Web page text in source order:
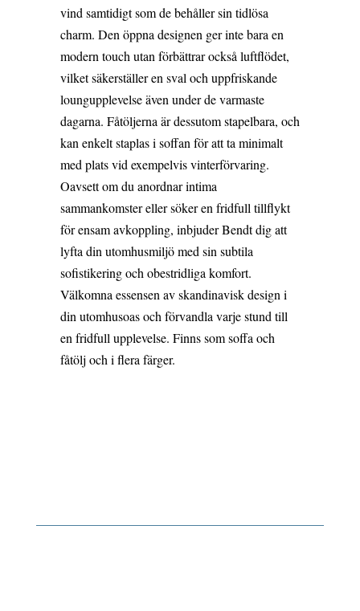
vind samtidigt som de behåller sin tidlösa
charm. Den öppna designen ger inte bara en
modern touch utan förbättrar också luftflödet,
vilket säkerställer en sval och uppfriskande
loungupplevelse även under de varmaste
dagarna. Fåtöljerna är dessutom stapelbara, och
kan enkelt staplas i soffan för att ta minimalt
med plats vid exempelvis vinterförvaring.
Oavsett om du anordnar intima
sammankomster eller söker en fridfull tillflykt
för ensam avkoppling, inbjuder Bendt dig att
lyfta din utomhusmiljö med sin subtila
sofistikering och obestridliga komfort.
Välkomna essensen av skandinavisk design i
din utomhusoas och förvandla varje stund till
en fridfull upplevelse. Finns som soffa och
fåtölj och i flera färger.